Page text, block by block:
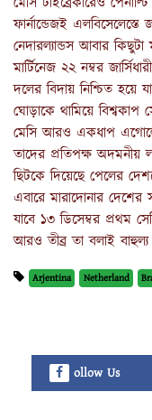
ফার্নান্ডেজই
নেদারল্যান্ডস আবার
মার্টিনেজ ২২ নম্বর
দলের বিদায় নিশ্চিত হয়ে
ঘোড়াকে থামিয়ে বিশ্বকাপ
মেসি আরও একধাপ
তাদের প্রতিপক্ষ অদমনীয়
ছিটকে দিয়েছে পেলের
এবারে মারাদোনার দেশের
যাবে ১৩ ডিসেম্বর প্রথম
আরও তীব্র তা বলাই
Arjentina Netherland
ollow Us